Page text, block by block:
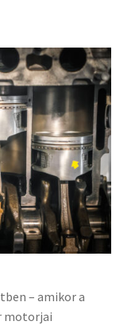
– amikor a
motorjai